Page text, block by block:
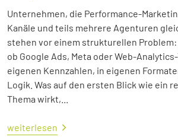
Unternehmen, die Performance-
Kanäle und teils mehrere Agenturen
stehen vor einem strukturellen
ob Google Ads, Meta oder Web-
eigenen Kennzahlen, in eigenen
Logik. Was auf den ersten Blick wie ein
Thema wirkt,...
weiterlesen